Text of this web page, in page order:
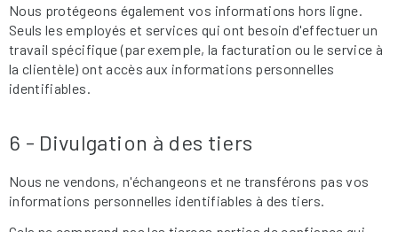
Nous protégeons également vos informations hors ligne.
Seuls les employés et services qui ont besoin d'effectuer un
travail spécifique (par exemple, la facturation ou le service à
la clientèle) ont accès aux informations personnelles
identifiables.
6 - Divulgation à des tiers
Nous ne vendons, n'échangeons et ne transférons pas vos
informations personnelles identifiables à des tiers.